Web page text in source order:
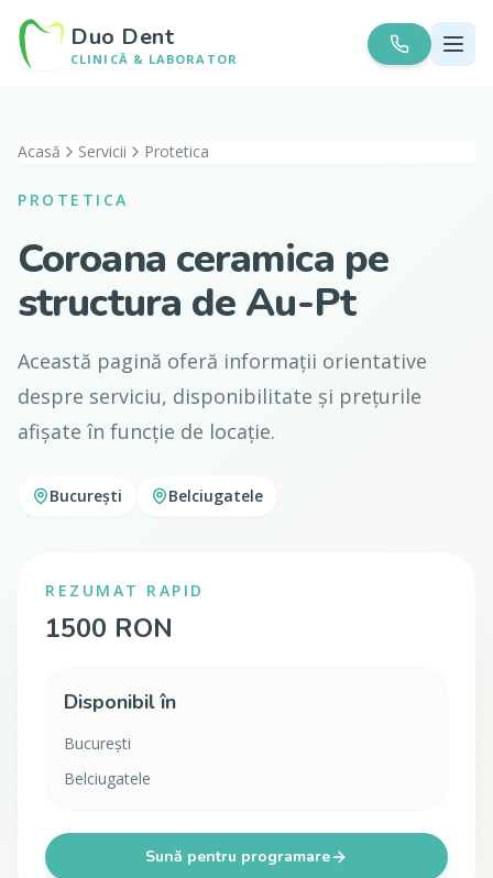
Duo Dent
CLINICĂ & LABORATOR
Acasă Servicii Protetica
PROTETICA
Coroana ceramica pe
structura de Au-Pt
Această pagină oferă informații orientative
despre serviciu, disponibilitate și prețurile
afișate în funcție de locație.
București Belciugatele
REZUMAT RAPID
1500 RON
Disponibil în
București
Belciugatele
Sună pentru programare